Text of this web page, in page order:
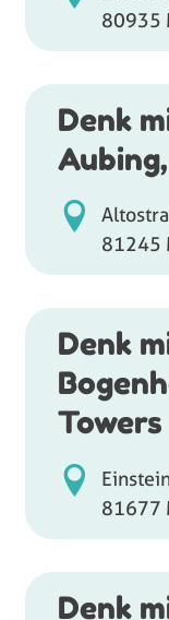
80935
Denk
81245
Denk
Towers
81677
Denk